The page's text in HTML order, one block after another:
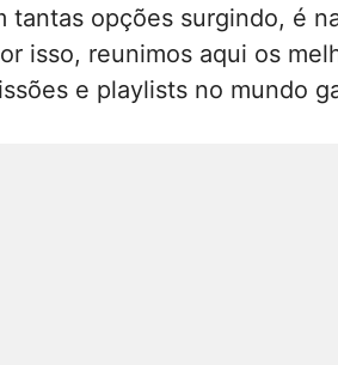
opções surgindo, é
isso, reunimos aqui os
e playlists no mundo